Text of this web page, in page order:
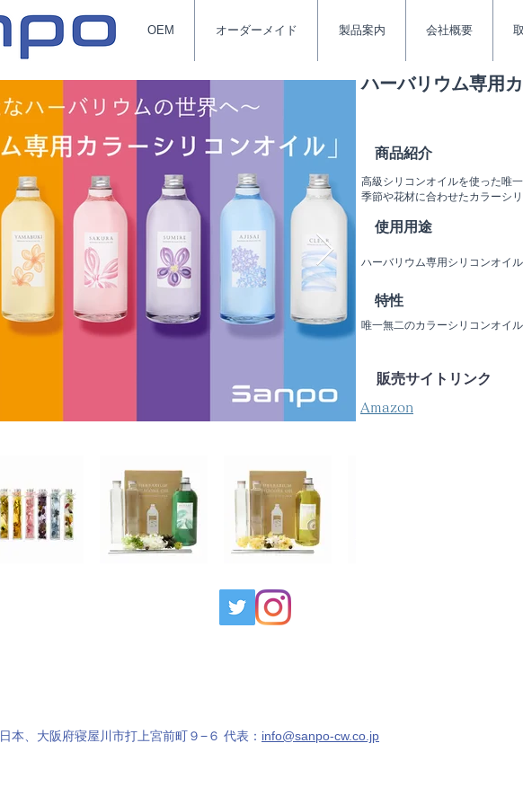
OEM オーダーメイド 製品案内 会社概要
ハーバリウム専用
商品紹介
高級シリコンオイルを使った唯
季節や花材に合わせたカラーシ
使用用途
ハーバリウム専用シリコンオイル
​特性
唯一無二のカラーシリコンオイ
​販売サイトリンク
Amazon
日本、大阪府寝屋川市打上宮前町９−６ 代表： info@sanpo-cw.co.jp